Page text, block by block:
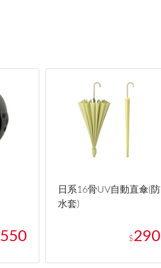
550
日系16骨UV自動直傘(防
水套)
$290